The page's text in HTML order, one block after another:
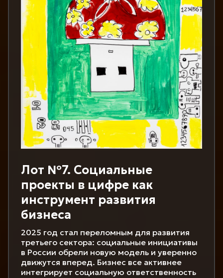
Лот №7. Социальные
проекты в цифре как
инструмент развития
бизнеса
2025 год стал переломным для развития
третьего сектора: социальные инициативы
в России обрели новую модель и уверенно
движутся вперед. Бизнес все активнее
интегрирует социальную ответственность